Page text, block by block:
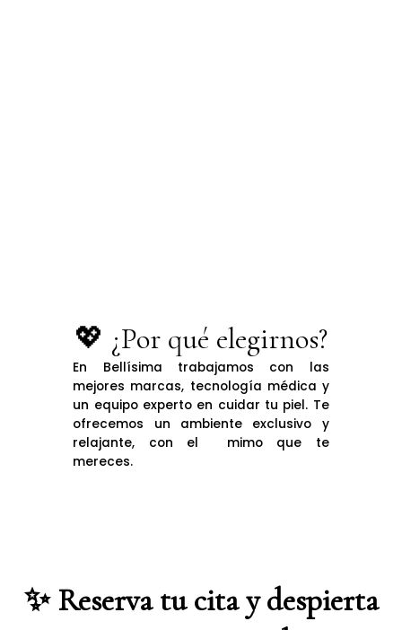
💖 ¿Por qué elegirnos?
En Bellísima trabajamos con las
mejores marcas, tecnología médica y
un equipo experto en cuidar tu piel. Te
ofrecemos un ambiente exclusivo y
relajante, con el mimo que te
mereces.
✨ Reserva tu cita y despierta